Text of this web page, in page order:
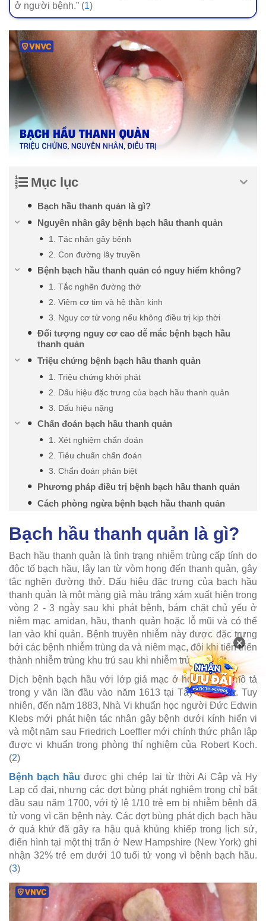
ở người bệnh.” (1)
Mục lục
Bạch hầu thanh quản là gì?
Nguyên nhân gây bệnh bạch hầu thanh quản
1. Tác nhân gây bệnh
2. Con đường lây truyền
Bệnh bạch hầu thanh quản có nguy hiểm không?
1. Tắc nghẽn đường thở
2. Viêm cơ tim và hệ thần kinh
3. Nguy cơ tử vong nếu không điều trị kịp thời
Đối tượng nguy cơ cao dễ mắc bệnh bạch hầu
thanh quản
Triệu chứng bệnh bạch hầu thanh quản
1. Triệu chứng khởi phát
2. Dấu hiệu đặc trưng của bạch hầu thanh quản
3. Dấu hiệu nặng
Chẩn đoán bạch hầu thanh quản
1. Xét nghiệm chẩn đoán
2. Tiêu chuẩn chẩn đoán
3. Chẩn đoán phân biệt
Phương pháp điều trị bệnh bạch hầu thanh quản
Cách phòng ngừa bệnh bạch hầu thanh quản
Bạch hầu thanh quản là gì?
Bạch hầu thanh quản là tình trạng nhiễm trùng cấp tính do
độc tố bạch hầu, lây lan từ vòm họng đến thanh quản, gây
tắc nghẽn đường thở. Dấu hiệu đặc trưng của bạch hầu
thanh quản là một màng giả màu trắng xám xuất hiện trong
vòng 2 - 3 ngày sau khi phát bệnh, bám chặt chủ yếu ở
niêm mạc amidan, hầu, thanh quản hoặc lỗ mũi và có thể
lan vào khí quản. Bệnh truyền nhiễm này được đặc trưng
bởi các bệnh nhiễm trùng da và niêm mạc, đôi khi tiến triển
thành nhiễm trùng khu trú sau khi nhiễm trùng huyết.
Dịch bệnh bạch hầu với lớp giả mạc ở họng được mô tả
trong y văn lần đầu vào năm 1613 tại Tây Ban Nha. Tuy
nhiên, đến năm 1883, Nhà Vi khuẩn học người Đức Edwin
Klebs mới phát hiện tác nhân gây bệnh dưới kính hiển vi
và một năm sau Friedrich Loeffler mới chính thức phân lập
được vi khuẩn trong phòng thí nghiệm của Robert Koch.
(2)
Bệnh bạch hầu được ghi chép lại từ thời Ai Cập và Hy
Lạp cổ đại, nhưng các đợt bùng phát nghiêm trọng chỉ bắt
đầu sau năm 1700, với tỷ lệ 1/10 trẻ em bị nhiễm bệnh đã
tử vong vì căn bệnh này. Các đợt bùng phát dịch bạch hầu
ở quá khứ đã gây ra hậu quả khủng khiếp trong lịch sử,
điển hình tại một thị trấn ở New Hampshire (New York) ghi
nhận 32% trẻ em dưới 10 tuổi tử vong vì bệnh bạch hầu.
(3)
×